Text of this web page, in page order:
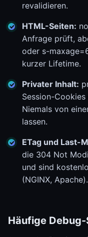
revalidieren.
HTML-Seiten:
Anfrage prüft,
oder s-
kurzer Lifetime.
Privater Inhalt:
Session-
Niemals von
lassen.
ETag und Last-
die 304 Not
und sind
(NGINX, Apache).
Häufige